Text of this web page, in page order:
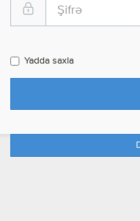
Yadda saxla